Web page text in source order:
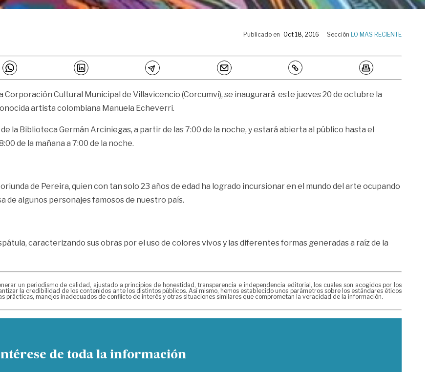
Publicado en Oct 18, 2016 Sección LO MAS RECIENTE
Cultural Municipal de Villavicencio (Corcumvi), se inaugurará este jueves 20 de octubre la
artista colombiana Manuela Echeverri.
la Biblioteca Germán Arciniegas, a partir de las 7:00 de la noche, y estará abierta al público hasta el
de la mañana a 7:00 de la noche.
de Pereira, quien con tan solo 23 años de edad ha logrado incursionar en el mundo del arte ocupando
de algunos personajes famosos de nuestro país.
caracterizando sus obras por el uso de colores vivos y las diferentes formas generadas a raíz de la
un periodismo de calidad, ajustado a principios de honestidad, transparencia e independencia editorial, los cuales son acogidos por los
la credibilidad de los contenidos ante los distintos públicos. Así mismo, hemos establecido unos parámetros sobre los estándares éticos
prácticas, manejos inadecuados de conflicto de interés y otras situaciones similares que comprometan la veracidad de la información.
de toda la información